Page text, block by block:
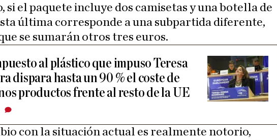
si el paquete incluye dos camisetas y una botella de
última corresponde a una subpartida diferente,
se sumarán otros tres euros.
al plástico que impuso Teresa
dispara hasta un 90 % el coste de
productos frente al resto de la UE
con la situación actual es realmente notorio,